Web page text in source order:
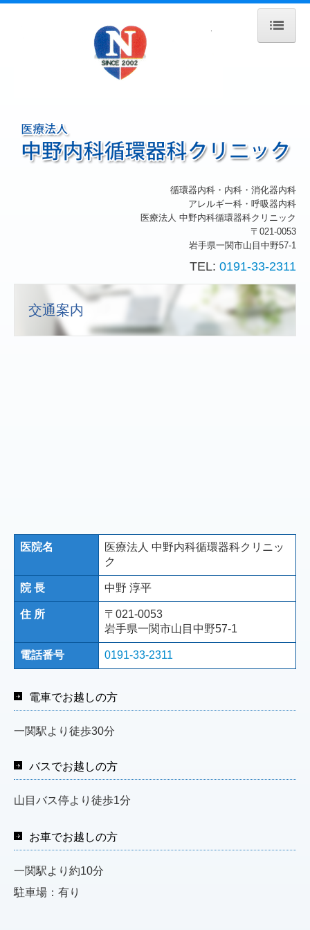
診療のご案内
生活習慣病
循環器内科・内科・消化器内科
アレルギー科・呼吸器内科
医療法人 中野内科循環器科クリニック
〒021-0053
岩手県一関市山目中野57-1
TEL: 0191-33-2311
交通案内
医院名
医療法人 中野内科循環器科クリニッ
ク
院 長 中野 淳平
住 所
〒021-0053
岩手県一関市山目中野57-1
電話番号 0191-33-2311
電車でお越しの方
一関駅より徒歩30分
バスでお越しの方
山目バス停より徒歩1分
お車でお越しの方
一関駅より約10分
駐車場：有り